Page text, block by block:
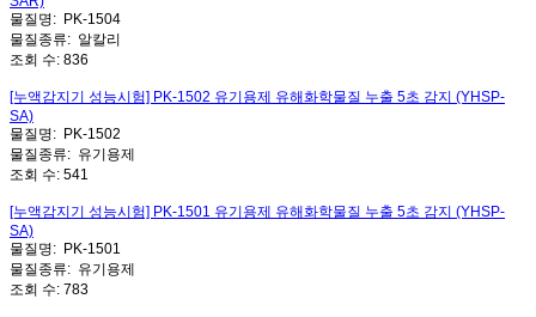
물질명: PK-1504
물질종류: 알칼리
조회 수: 836
[누액감지기 성능시험] PK-1502 유기용제 유해화학물질 누출 5초 감지 (YHSP-
SA)
물질명: PK-1502
물질종류: 유기용제
조회 수: 541
[누액감지기 성능시험] PK-1501 유기용제 유해화학물질 누출 5초 감지 (YHSP-
SA)
물질명: PK-1501
물질종류: 유기용제
조회 수: 783